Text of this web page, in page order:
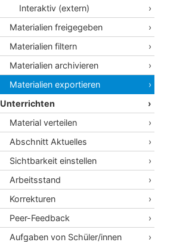
Interaktiv (extern)
Materialien freigegeben
Materialien filtern
Materialien archivieren
Materialien exportieren
Unterrichten
Material verteilen
Abschnitt Aktuelles
Sichtbarkeit einstellen
Arbeitsstand
Korrekturen
Peer-Feedback
Aufgaben von Schüler/innen